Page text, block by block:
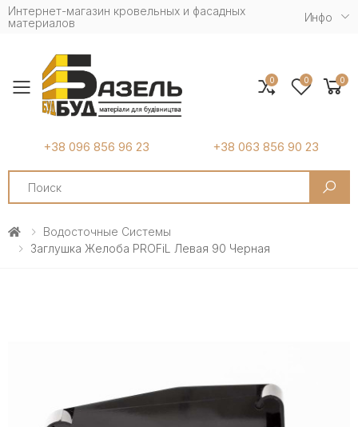
Интернет-магазин кровельных и фасадных
материалов
Инфо
Toggle mobile menu
+38 096 856 96 23 +38 063 856 90 23
Search
0 0 0
Водосточные Системы
Заглушка Желоба PROFiL Левая 90 Черная